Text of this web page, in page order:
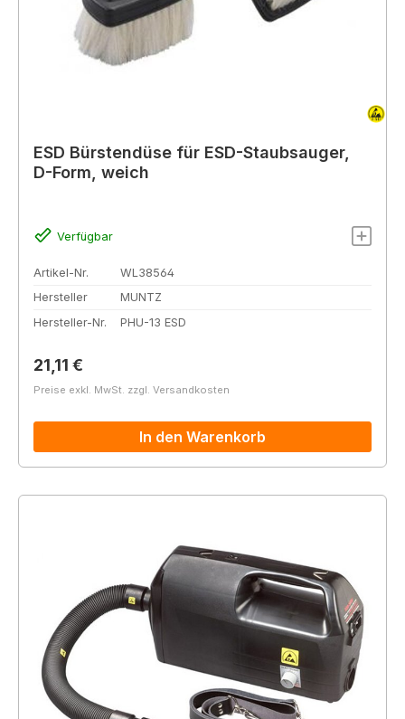
ESD Bürstendüse für ESD-Staubsauger,
D-Form, weich
Verfügbar
Artikel-Nr.
WL38564
Hersteller
MUNTZ
Hersteller-Nr.
PHU-13 ESD
Regulärer Preis:
21,11 €
Preise exkl. MwSt. zzgl. Versandkosten
In den Warenkorb